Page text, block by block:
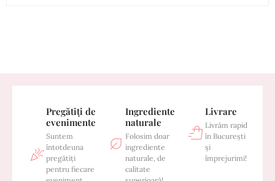
Pregătiți de
evenimente
Suntem
întotdeuna
pregătiți
pentru fiecare
Ingrediente
naturale
Folosim doar
ingrediente
naturale, de
calitate
Livrare
Livrăm rapid
în București
și
împrejurimi!